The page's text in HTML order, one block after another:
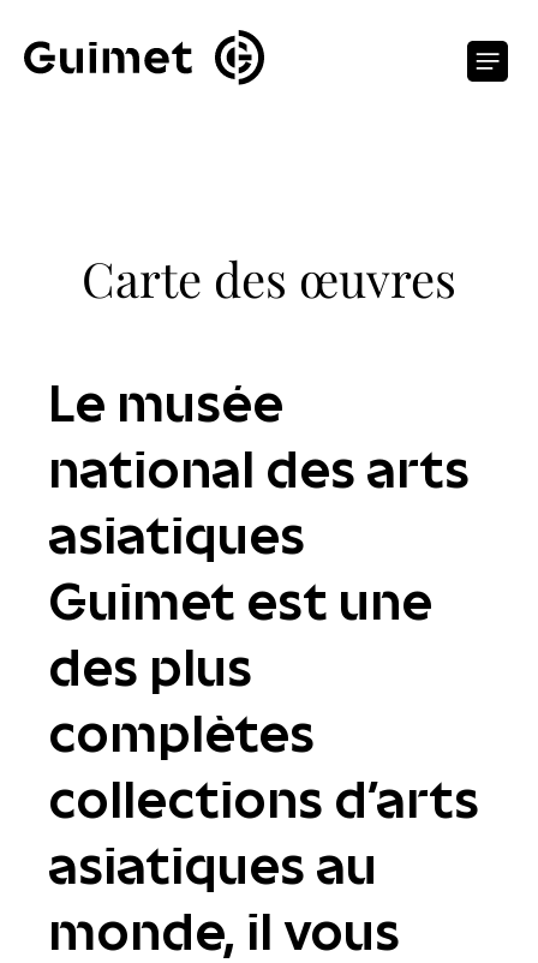
Carte des œuvres
Le musée
national des arts
asiatiques
Guimet est une
des plus
complètes
collections d'arts
asiatiques au
monde, il vous